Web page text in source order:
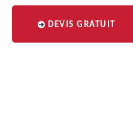
DEVIS GRATUIT